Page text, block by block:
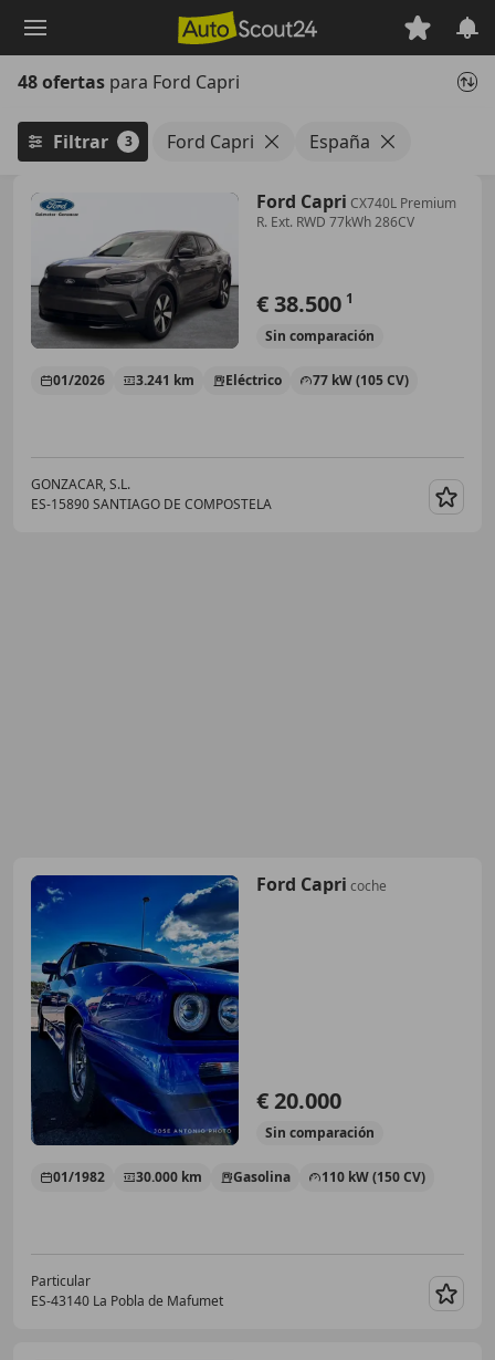
principal
48 ofertas para Ford Capri
Filtrar 3 Ford Capri España
Ford Capri CX740L Premium
R. Ext. RWD 77kWh 286CV
€ 38.500 1
Sin comparación
01/2026 3.241 km Eléctrico 77 kW (105 CV)
GONZACAR, S.L.
ES-15890 SANTIAGO DE COMPOSTELA
Ford Capri coche
€ 20.000
Sin comparación
01/1982 30.000 km Gasolina 110 kW (150 CV)
Particular
ES-43140 La Pobla de Mafumet